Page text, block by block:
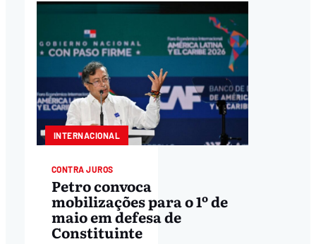
INTERNACIONAL
CONTRA JUROS
Petro convoca
mobilizações para o 1º de
maio em defesa de
Constituinte